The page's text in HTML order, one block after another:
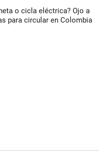
o cicla eléctrica? Ojo a
para circular en Colombia